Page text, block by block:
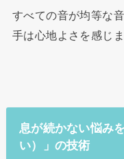
すべての音が均等な
手は心地よさを感じま
息が続かない悩み
い）」の技術